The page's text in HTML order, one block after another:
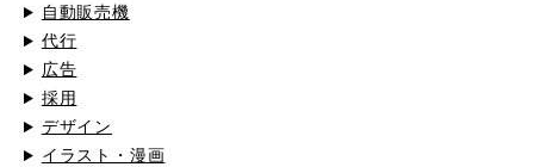
自動販売機
代行
広告
採用
デザイン
イラスト・漫画